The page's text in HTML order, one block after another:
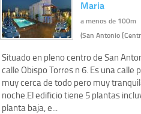
Maria
a menos de 100m
(San Antonio
Situado en pleno centro de San
calle Obispo Torres n 6. Es una calle
muy cerca de todo pero muy
noche.El edificio tiene 5 plantas
planta baja, e...